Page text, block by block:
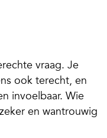
vraag. Je
ook terecht, en
invoelbaar. Wie
en wantrouwig